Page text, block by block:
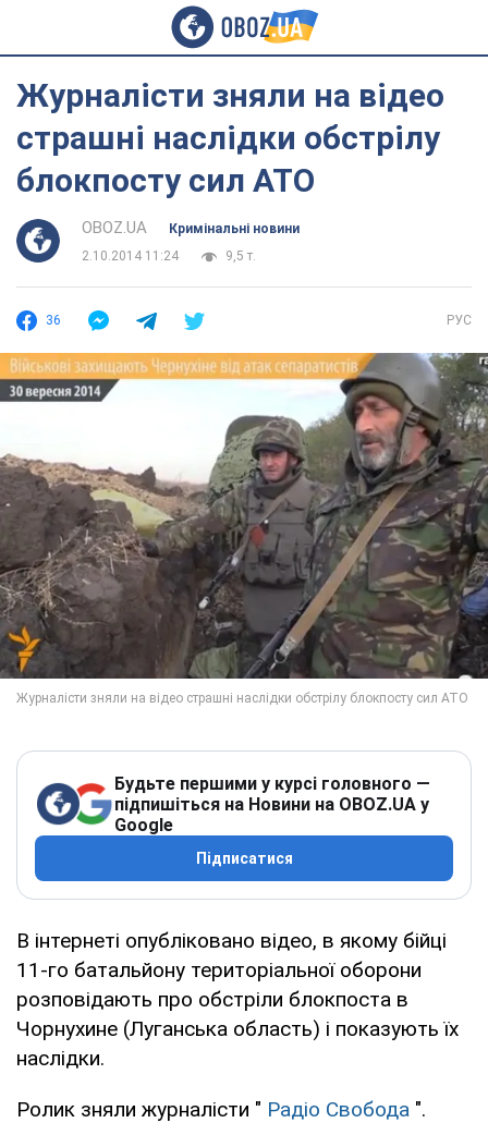
Журналісти зняли на відео
страшні наслідки обстрілу
блокпосту сил АТО
OBOZ.UA
Кримінальні новини
2.10.2014 11:24
9,5 т.
36 РУС
Будьте першими у курсі головного —
підпишіться на Новини на OBOZ.UA у
Google
Підписатися
В інтернеті опубліковано відео, в якому бійці
11-го батальйону територіальної оборони
розповідають про обстріли блокпоста в
Чорнухине (Луганська область) і показують їх
наслідки.
Ролик зняли журналісти " Радіо Свобода ".